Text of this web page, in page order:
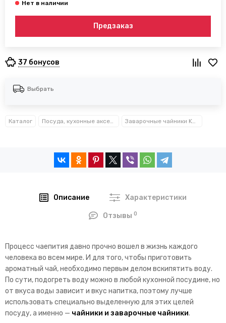
Предзаказ
37 бонусов
Выбрать
Каталог Посуда, кухонные аксессуары и принадлежности TM Kamille TM Ofenbach Заварочные чайники Kamille™ Ofenbach™
Описание Характеристики
Отзывы0
Процесс чаепития давно прочно вошел в жизнь каждого
человека во всем мире. И для того, чтобы приготовить
ароматный чай, необходимо первым делом вскипятить воду.
По сути, подогреть воду можно в любой кухонной посудине, но
от вкуса воды зависит и вкус напитка, поэтому лучше
использовать специально выделенную для этих целей
посуду, а именно — чайники и заварочные чайники.